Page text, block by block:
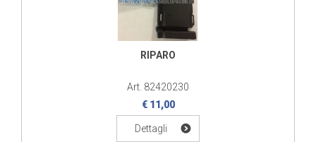
RIPARO
Art. 82420230
€ 11,00
Dettagli